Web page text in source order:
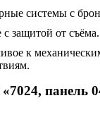
системы с
защитой от съёма.
к
панель